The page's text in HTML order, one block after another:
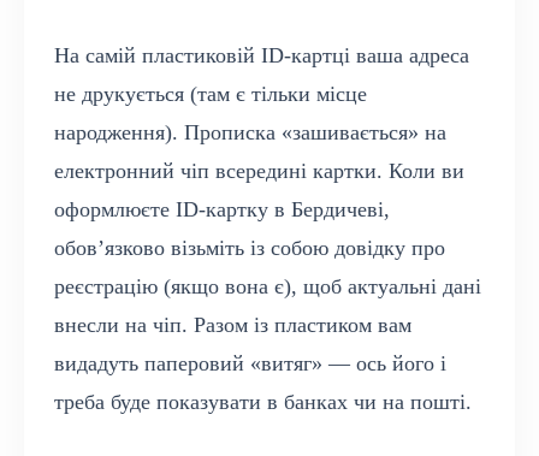
На самій пластиковій ID-картці ваша адреса
не друкується (там є тільки місце
народження). Прописка «зашивається» на
електронний чіп всередині картки. Коли ви
оформлюєте ID-картку в Бердичеві,
обов’язково візьміть із собою довідку про
реєстрацію (якщо вона є), щоб актуальні дані
внесли на чіп. Разом із пластиком вам
видадуть паперовий «витяг» — ось його і
треба буде показувати в банках чи на пошті.